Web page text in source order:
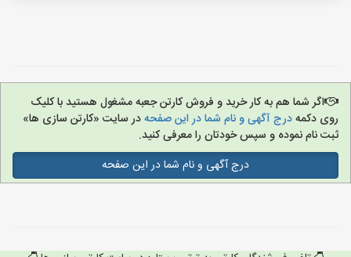
اگر شما هم به کار خرید و فروش کارتن جعبه مشغول هستید با کلیک
روی دکمهدرج آگهی و نام شما در این صفحهدر سایت «کارتن سازی ها»
ثبت نام نموده و سپس خودتان را معرفی کنید.
درج آگهی و نام شما در این صفحه